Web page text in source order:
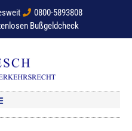
0800-5893808
Bußgeldcheck